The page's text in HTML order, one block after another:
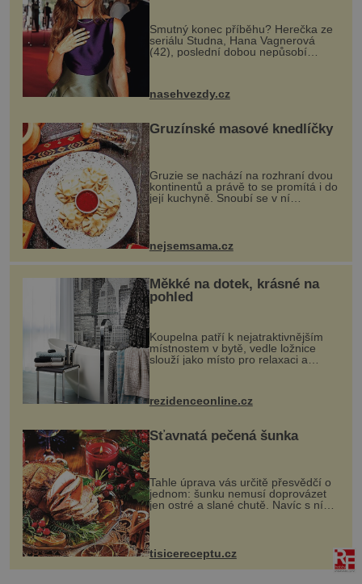
Smutný konec příběhu? Herečka ze
seriálu Studna, Hana Vagnerová
(42), poslední dobou nepůsobí
nasehvezdy.cz
Gruzínské masové knedlíčky
Gruzie se nachází na rozhraní dvou
kontinentů a právě to se promítá i do
její kuchyně. Snoubí se v ní
evropské a asijské chutě a díky tomu
vznikají rozmanité a chuťově bohaté
pokrmy, které rozhodně st...
nejsemsama.cz
Měkké na dotek, krásné na
pohled
Koupelna patří k nejatraktivnějším
místnostem v bytě, vedle ložnice
slouží jako místo pro relaxaci a
odpočinek. Koupelnový textil –
ručníky, osušky a koberečky –
proutku...
rezidenceonline.cz
Šťavnatá pečená šunka
Tahle úprava vás určitě přesvědčí o
jednom: šunku nemusí doprovázet
jen ostré a slané chutě. Navíc s ní
nakrmíte poměrně hodně hladových
krků. Ingredience sádlo 3 kg šunky
vcelku 3 stroužky česneku hl...
tisicereceptu.cz